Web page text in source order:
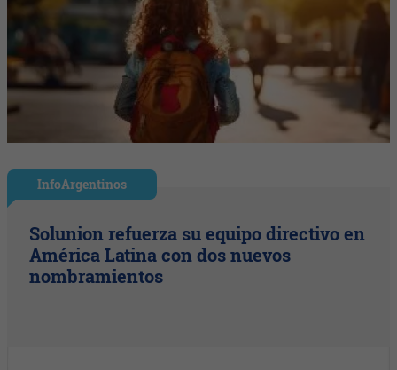
InfoArgentinos
Solunion refuerza su equipo directivo en
América Latina con dos nuevos
nombramientos